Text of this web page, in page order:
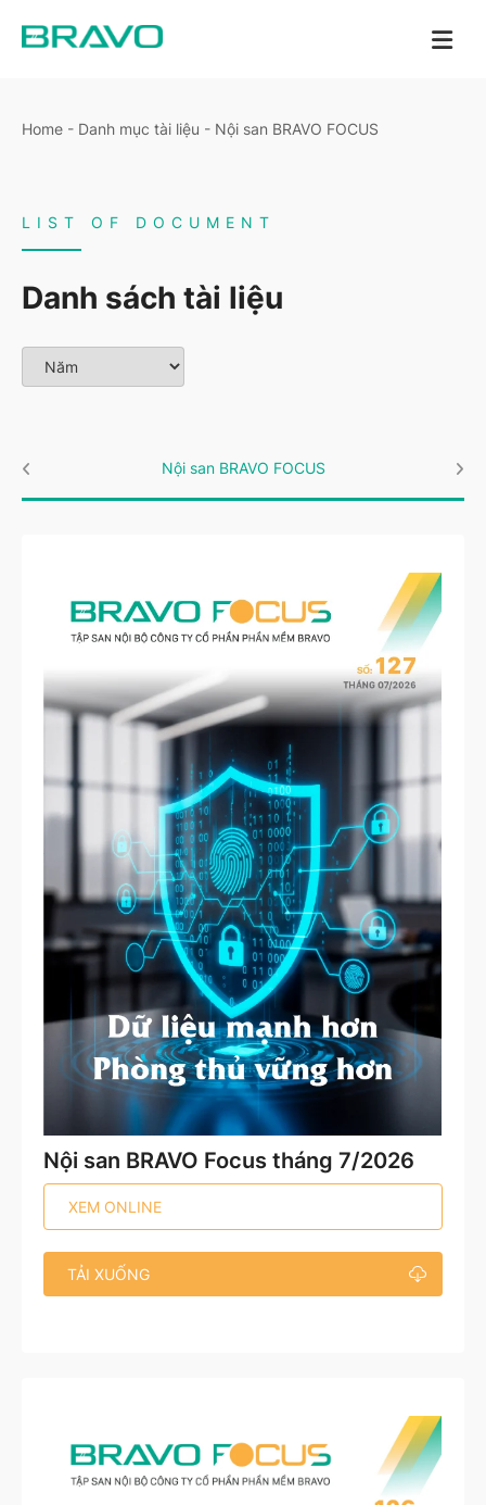
Home - Danh mục tài liệu - Nội san BRAVO FOCUS
LIST OF DOCUMENT
Danh sách tài liệu
Nội san BRAVO FOCUS
Nội san BRAVO Focus tháng 7/2026
XEM ONLINE
TẢI XUỐNG